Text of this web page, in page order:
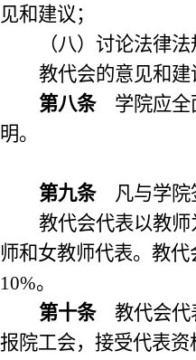
见和建议；
（八）讨论法律
教代会的意见和
第八条学院应全
明。
第九条凡与学院
教代会代表以教
师和女教师代表。教
10%。
第十条教代会代
报院工会，接受代表